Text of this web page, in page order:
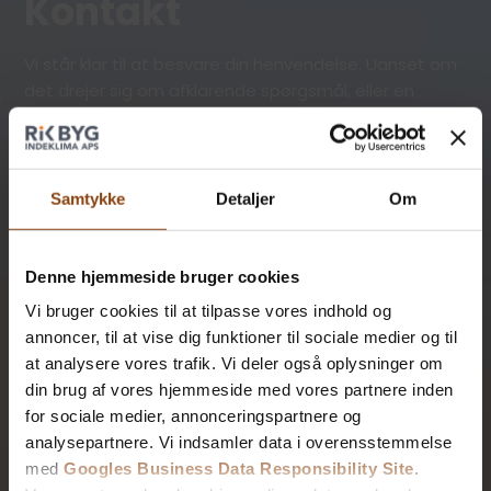
Samtykke Detaljer Om
Denne hjemmeside bruger cookies
Vi bruger cookies til at tilpasse vores indhold og
annoncer, til at vise dig funktioner til sociale medier og til
at analysere vores trafik. Vi deler også oplysninger om
din brug af vores hjemmeside med vores partnere inden
for sociale medier, annonceringspartnere og
analysepartnere. Vi indsamler data i overensstemmelse
med Googles Business Data Responsibility Site.
hjælpe dig.
Tørringvej 16
2610 Rødovre
CVR: 43705636
Kontakt info
Tlf.:77 77 77 26
E-mail:
info@rikbyg.dk